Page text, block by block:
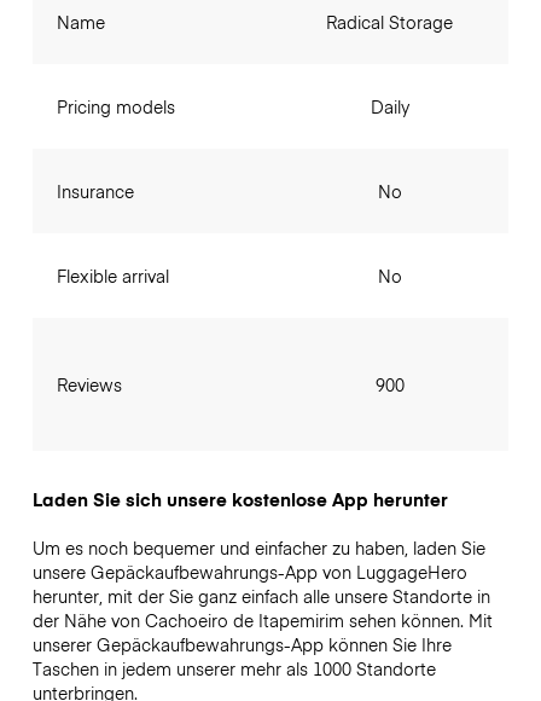
Name
Pricing models
Insurance
Flexible arrival
Reviews
Radical Storage
Daily
No
No
900
Laden Sie sich unsere kostenlose App herunter
Um es noch bequemer und einfacher zu haben, laden Sie
unsere Gepäckaufbewahrungs-App von LuggageHero
herunter, mit der Sie ganz einfach alle unsere Standorte in
der Nähe von Cachoeiro de Itapemirim sehen können. Mit
unserer Gepäckaufbewahrungs-App können Sie Ihre
Taschen in jedem unserer mehr als 1000 Standorte
unterbringen.